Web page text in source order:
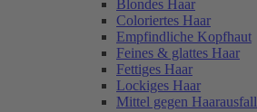
Blondes Haar
Coloriertes Haar
Empfindliche Kopfhaut
Feines & glattes Haar
Fettiges Haar
Lockiges Haar
Mittel gegen Haarausfall